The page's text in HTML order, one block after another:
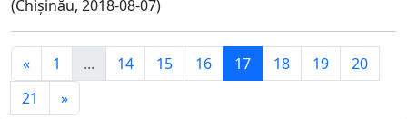
(Chișinău, 2018-08-07)
« 1 ... 14 15 16 17 18 19
20
21
»